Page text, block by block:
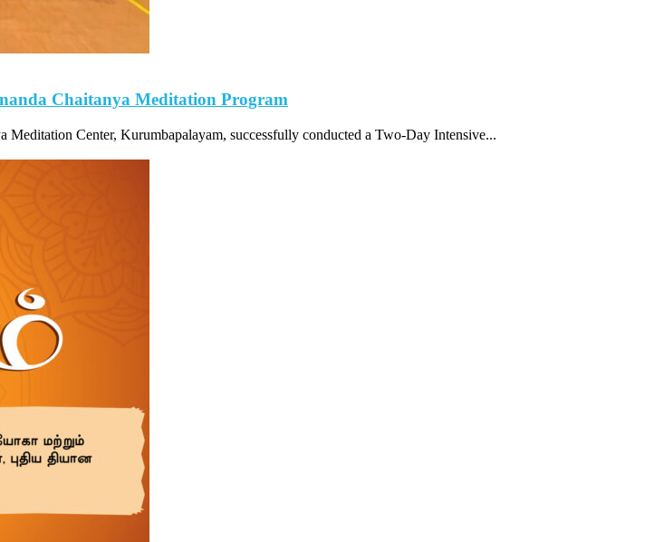
Chaitanya Meditation Program
Center, Kurumbapalayam, successfully conducted a Two-Day Intensive...